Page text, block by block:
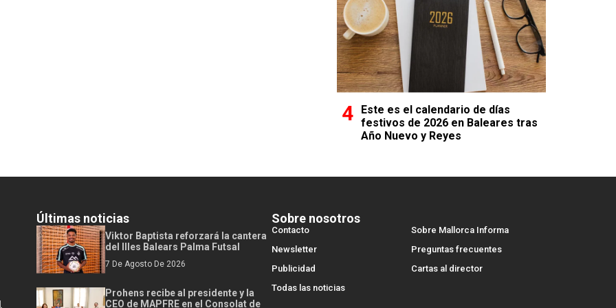
Este es el calendario de días
festivos de 2026 en Baleares tras
Año Nuevo y Reyes
Últimas noticias
Viktor Baptista reforzará la cantera
del Illes Balears Palma Futsal
7 De Agosto De 2026
Prohens recibe al presidente y la
CEO de MAPFRE en el Consolat de
Sobre nosotros
Contacto
Sobre Mallorca Informa
Newsletter
Preguntas frecuentes
Publicidad
Cartas al director
Todas las noticias